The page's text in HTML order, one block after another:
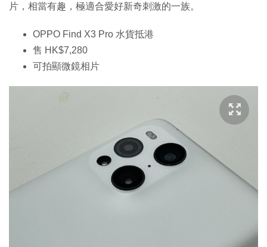
片，相當有趣，極適合愛好新奇刺激的一族。
OPPO Find X3 Pro 水貨抵港
售 HK$7,280
可拍顯微鏡相片